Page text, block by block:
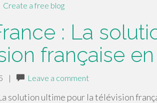
Create a free blog
: La
française
| Leave a comment
solution ultime pour la télévision